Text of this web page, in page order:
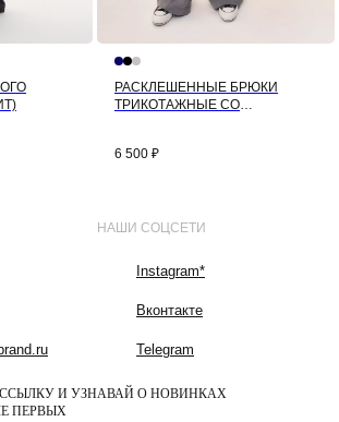
РАСКЛЕШЕННЫЕ БРЮКИ
ТРИКОТАЖНЫЕ СО
6 500 ₽
И УЗНАВАЙ О НОВИНКАХ
ПЕРВЫХ
НАШИ СОЦСЕТИ
Instagram*
Вконтакте
Telegram